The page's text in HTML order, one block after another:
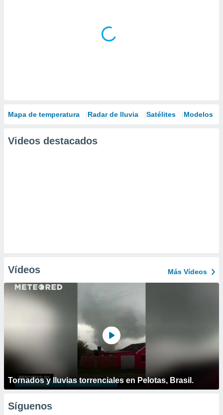
Mapa de temperatura Radar de lluvia Satélites Modelos
Videos destacados
Vídeos Más Vídeos
Tornados y lluvias torrenciales en Pelotas, Brasil.
Síguenos